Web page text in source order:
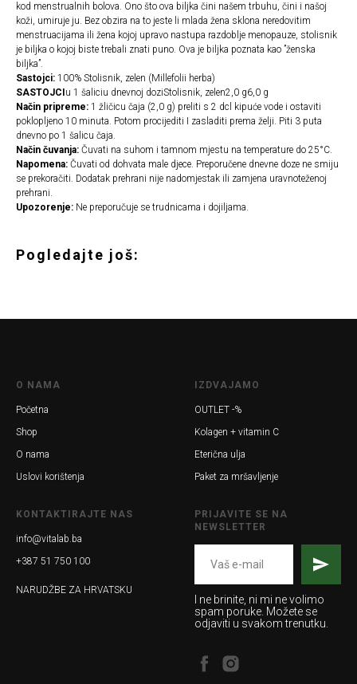
kod menstrualnih bolova. Ono što ova biljka čini našem trbuhu, čini i našoj
koži, umiruje ju. Bez obzira na to jeste li mlada žena sklona neredovitim
menstruacijama ili žena kojoj upravo nastupa razdoblje menopauze, stolisnik
je biljka o kojoj biste trebali znati puno. Ova je biljka poznata kao ”ženska
biljka”.
Sastojci: 100% Stolisnik, zelen (Millefolii herba)
SASTOJCI u 1 šaliciu dnevnoj doziStolisnik, zelen2,0 g6,0 g
Način pripreme: 1 žličicu čaja (2,0 g) preliti s 2 dcl kipuće vode i ostaviti
poklopljeno 10 minuta. Potom procijediti I zasladiti prema želji. Piti 3 puta
dnevno po 1 šalicu čaja.
Način čuvanja: Čuvati na suhom i tamnom mjestu na temperature do 25°C.
Napomena: Čuvati od dohvata male djece. Preporučene dnevne doze ne smiju
se prekoračiti. Dodatak prehrani nije nadomjestak ili zamjena uravnoteženoj
prehrani.
Upozorenje: Ne preporučuje se trudnicama i dojiljama.
Pogledajte još:
O NAMA
Početna
Shop
O nama
Uslovi korištenja
IZDVAJAMO
OUTLET -%
Kolagen + vitamin C
Eterična ulja
Paket za mršavljenje
KONTAKTIRAJTE NAS
info@vitalab.ba
+387 51 750 100
NARUDŽBE ZA HRVATSKU
PRIJAVITE SE NA
NEWSLETTER
I ne brinite, ni mi ne volimo
spam poruke. Možete se
odjaviti u svakom trenutku.